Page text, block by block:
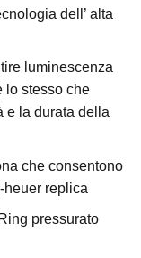
dell’ alta
luminescenza
lo stesso che
e la durata della
che consentono
heuer replica
pressurato